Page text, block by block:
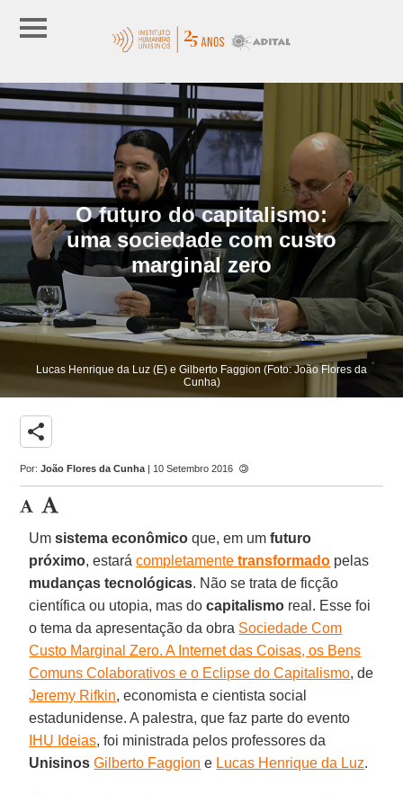
O futuro do capitalismo:
uma sociedade com custo
marginal zero
Lucas Henrique da Luz (E) e Gilberto Faggion (Foto: João Flores da
Cunha)
share
Por:João Flores da Cunha | 10 Setembro 2016
Umsistema econômico que, em umfuturo
próximo, estarácompletamentetransformado pelas
mudanças tecnológicas. Não se trata de ficção
científica ou utopia, mas docapitalismo real. Esse foi
o tema da apresentação da obra Sociedade Com
Custo Marginal Zero. A Internet das Coisas, os Bens
Comuns Colaborativos e o Eclipse do Capitalismo, de
Jeremy Rifkin, economista e cientista social
estadunidense. A palestra, que faz parte do evento
IHU Ideias, foi ministrada pelos professores da
Unisinos Gilberto Faggion e Lucas Henrique da Luz.